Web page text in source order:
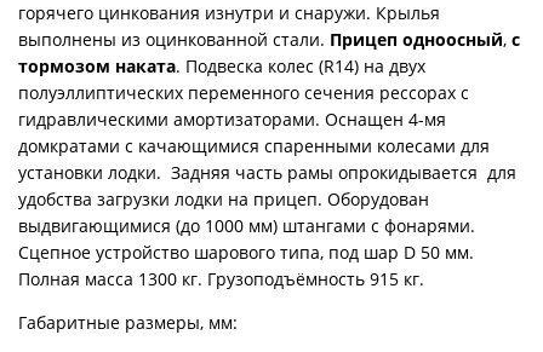
горячего цинкования изнутри и снаружи. Крылья
выполнены из оцинкованной стали. Прицеп одноосный, с
тормозом наката. Подвеска колес (R14) на двух
полуэллиптических переменного сечения рессорах с
гидравлическими амортизаторами. Оснащен 4-мя
домкратами с качающимися спаренными колесами для
установки лодки. Задняя часть рамы опрокидывается для
удобства загрузки лодки на прицеп. Оборудован
выдвигающимися (до 1000 мм) штангами с фонарями.
Сцепное устройство шарового типа, под шар D 50 мм.
Полная масса 1300 кг. Грузоподъёмность 915 кг.
Габаритные размеры, мм: